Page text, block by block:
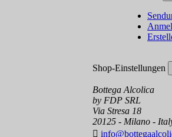
Shop-Einstellungen
Bottega Alcolica
by FDP SRL
Via Stresa 18
20125 - Milano -
